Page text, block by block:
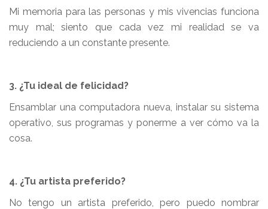
Mi memoria para las personas y mis vivencias funciona
muy mal; siento que cada vez mi realidad se va
reduciendo a un constante presente.
3. ¿Tu ideal de felicidad?
Ensamblar una computadora nueva, instalar su sistema
operativo, sus programas y ponerme a ver cómo va la
cosa.
4. ¿Tu artista preferido?
No tengo un artista preferido, pero puedo nombrar